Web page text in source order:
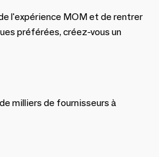
l'expérience MOM et de rentrer
préférées, créez-vous un
milliers de fournisseurs à